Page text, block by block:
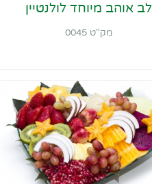
לב אוהב מיוחד לולנטיין
מק"ט 0045